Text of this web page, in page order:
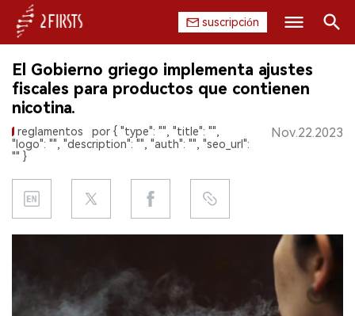
suscripción
INICIO
EMPRESA
PRODUCTO
REGULACIÓN
CHINA
EXPOSICIÓN
Buscar
El Gobierno griego implementa ajustes
fiscales para productos que contienen
nicotina.
reglamentos
por { "type": "", "title": "",
"logo": "", "description": "", "auth": "", "seo_url":
"" }
Nov.22.2023